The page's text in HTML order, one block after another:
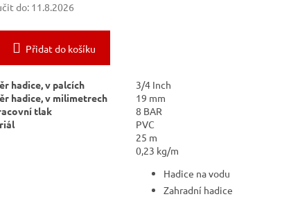
do: 11.8.2026
Přidat do košíku
hadice, v palcích 3/4 Inch
hadice, v milimetrech
19 mm
tlak
8 BAR
PVC
25 m
0,23 kg/m
Hadice na vodu
Zahradní hadice